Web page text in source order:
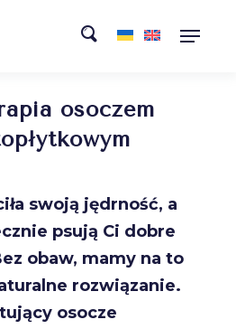
osoczem
swoją jędrność, a
psują Ci dobre
obaw, mamy na to
rozwiązanie.
osocze